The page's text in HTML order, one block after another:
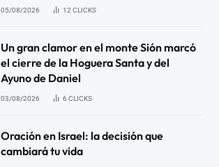
05/08/2026 12 CLICKS
Un gran clamor en el monte Sión marcó
el cierre de la Hoguera Santa y del
Ayuno de Daniel
03/08/2026 6 CLICKS
Oración en Israel: la decisión que
cambiará tu vida